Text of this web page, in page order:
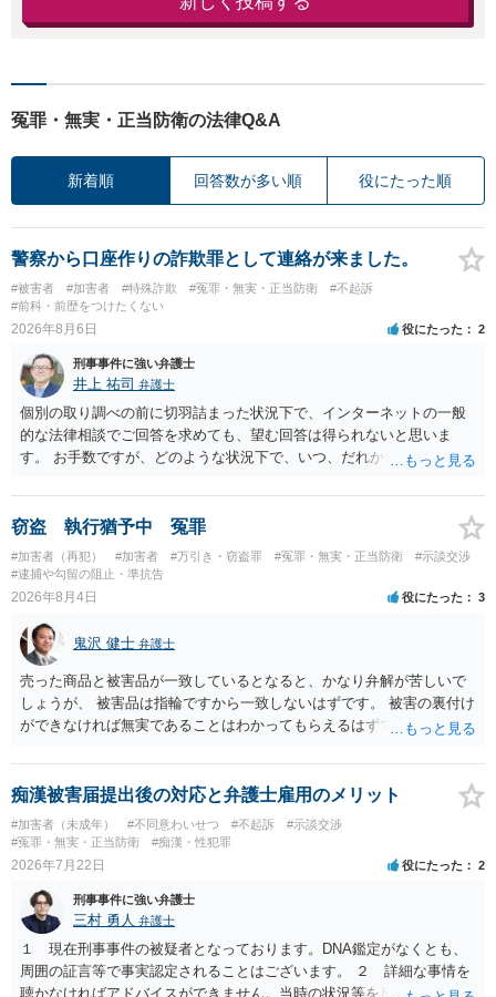
冤罪・無実・正当防衛の法律Q&A
新着順 回答数が多い順 役にたった順
警察から口座作りの詐欺罪として連絡が来ました。
#被害者 #加害者 #特殊詐欺 #冤罪・無実・正当防衛
#不起訴
#前科・前歴をつけたくない
2026年8月6日 役にたった 2
刑事事件に強い弁護士
井上 祐司 弁護士
個別の取り調べの前に切羽詰まった状況下で、インターネットの一般
的な法律相談でご回答を求めても、望む回答は得られないと思いま
す。 お手数ですが、どのような状況下で、いつ、だれからどのような
の程度だと聞いているのかということについて、お近くで詳細な法律
相談を受けられたうえで対処方法を探された方がよいと思われます。
一般論でいえば、任意取り調べの場合、ＩＣレコーダーを持参して取
り調べ内容を録音することは必須だと考えます。
窃盗 執行猶予中 冤罪
#加害者（再犯） #加害者 #万引き・窃盗罪 #冤罪・無実・正当防衛
#示談交渉
#逮捕や勾留の阻止・準抗告
2026年8月4日 役にたった 3
鬼沢 健士 弁護士
売った商品と被害品が一致しているとなると、かなり弁解が苦しいで
しょうが、 被害品は指輪ですから一致しないはずです。 被害の裏付け
ができなければ無実であることはわかってもらえるはずです。
痴漢被害届提出後の対応と弁護士雇用のメリット
#加害者（未成年） #不同意わいせつ #不起訴
#示談交渉
#冤罪・無実・正当防衛
#痴漢・性犯罪
2026年7月22日 役にたった 2
刑事事件に強い弁護士
三村 勇人 弁護士
１ 現在刑事事件の被疑者となっております。DNA鑑定がなくとも、
周囲の証言等で事実認定されることはございます。 ２ 詳細な事情を
聴かなければアドバイスができません。当時の状況等を反論していく